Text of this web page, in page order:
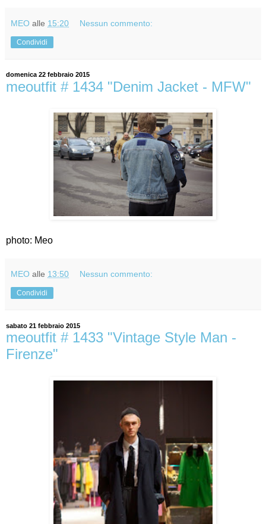
MEO alle 15:20 Nessun commento:
Condividi
domenica 22 febbraio 2015
meoutfit # 1434 "Denim Jacket - MFW"
photo: Meo
MEO alle 13:50 Nessun commento:
Condividi
sabato 21 febbraio 2015
meoutfit # 1433 "Vintage Style Man -
Firenze"